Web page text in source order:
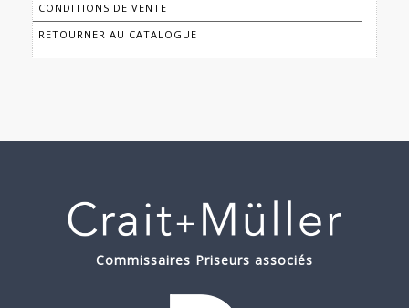
CONDITIONS DE VENTE
RETOURNER AU CATALOGUE
Commissaires Priseurs associés